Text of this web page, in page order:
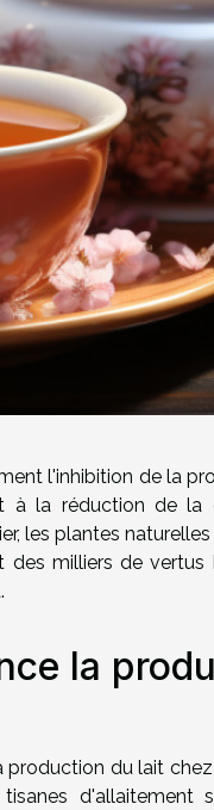
l'inhibition de la
à la réduction de
les plantes
milliers de vertus
la
du lait
d'allaitement